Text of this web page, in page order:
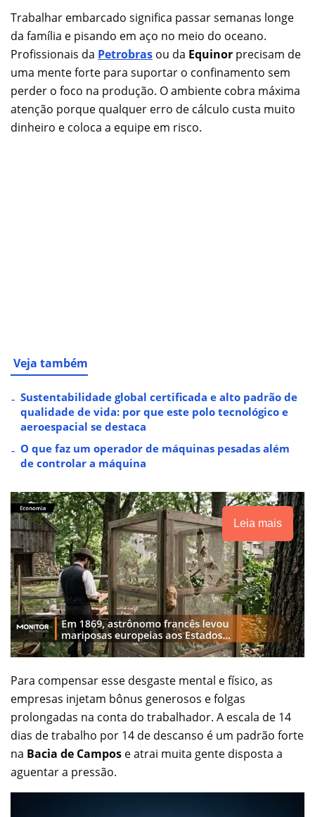
Trabalhar embarcado significa passar semanas longe
da família e pisando em aço no meio do oceano.
Profissionais da Petrobras ou da Equinor precisam de
uma mente forte para suportar o confinamento sem
perder o foco na produção. O ambiente cobra máxima
atenção porque qualquer erro de cálculo custa muito
dinheiro e coloca a equipe em risco.
Veja também
Sustentabilidade global certificada e alto padrão de
qualidade de vida: por que este polo tecnológico e
aeroespacial se destaca
O que faz um operador de máquinas pesadas além
de controlar a máquina
Leia mais
Para compensar esse desgaste mental e físico, as
empresas injetam bônus generosos e folgas
prolongadas na conta do trabalhador. A escala de 14
dias de trabalho por 14 de descanso é um padrão forte
na Bacia de Campos e atrai muita gente disposta a
aguentar a pressão.